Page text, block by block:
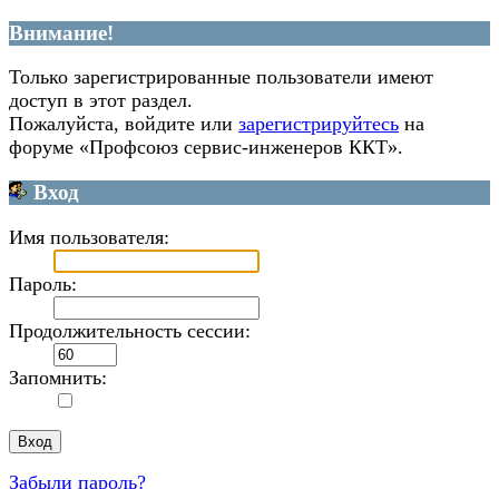
Внимание!
Только зарегистрированные пользователи имеют
доступ в этот раздел.
Пожалуйста, войдите или зарегистрируйтесь на
форуме «Профсоюз сервис-инженеров ККТ».
Вход
Имя пользователя:
Пароль:
Продолжительность сессии:
Запомнить:
Забыли пароль?